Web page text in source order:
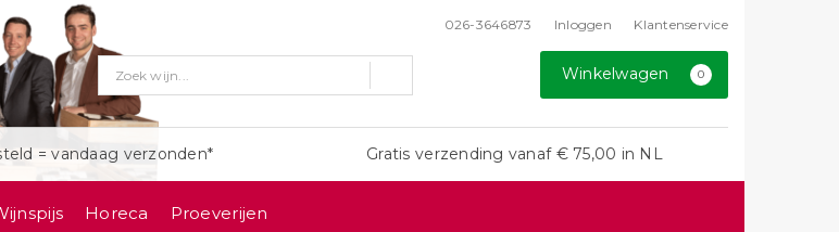
026-3646873 Inloggen Klantenservice
Winkelwagen 0
= vandaag verzonden* Gratis verzending vanaf € 75,00 in NL
Horeca Proeverijen